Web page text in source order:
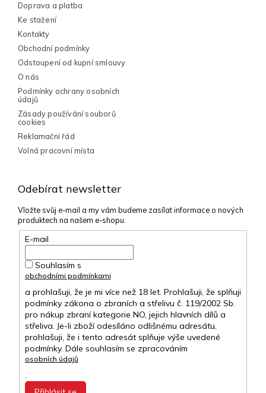
Odebírat newsletter
Vložte svůj e-mail a my vám budeme zasílat informace o nových
produktech na našem e-shopu.
E-mail
Souhlasím s
obchodními podmínkami
a prohlašuji, že je mi více než 18 let. Prohlašuji, že splňuji
podmínky zákona o zbraních a střelivu č. 119/2002 Sb.
pro nákup zbraní kategorie NO, jejich hlavních dílů a
střeliva. Je-li zboží odesíláno odlišnému adresátu,
prohlašuji, že i tento adresát splňuje výše uvedené
podmínky. Dále souhlasím se zpracováním
osobních údajů
.
Doprava a platba
Ke stažení
Kontakty
Obchodní podmínky
Odstoupení od kupní smlouvy
O nás
Podmínky ochrany osobních
údajů
Zásady používání souborů
cookies
Reklamační řád
Volná pracovní místa